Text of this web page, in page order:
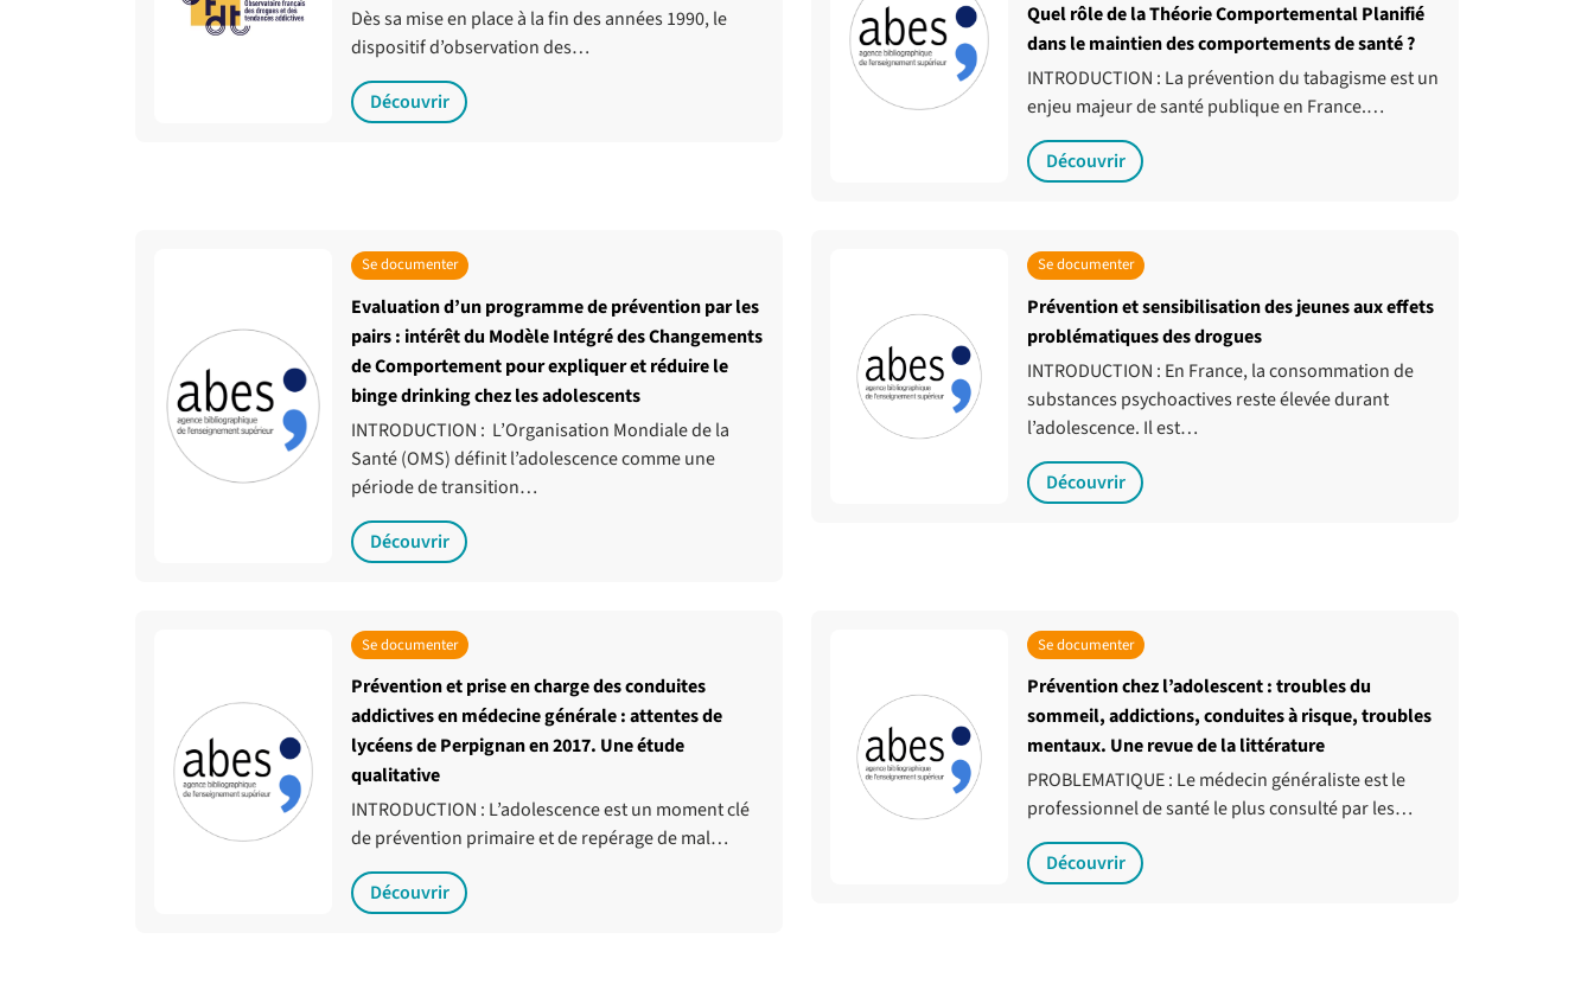
Dès sa mise en place à la fin des années 1990, le
dispositif d’observation des…
Découvrir
Quel rôle de la Théorie Comportemental Planifié
dans le maintien des comportements de santé ?
INTRODUCTION : La prévention du tabagisme est un
enjeu majeur de santé publique en France.…
Découvrir
Se documenter
Evaluation d’un programme de prévention par les
pairs : intérêt du Modèle Intégré des Changements
de Comportement pour expliquer et réduire le
binge drinking chez les adolescents
INTRODUCTION : L’Organisation Mondiale de la
Santé (OMS) définit l’adolescence comme une
période de transition…
Découvrir
Se documenter
Prévention et sensibilisation des jeunes aux effets
problématiques des drogues
INTRODUCTION : En France, la consommation de
substances psychoactives reste élevée durant
l’adolescence. Il est…
Découvrir
Se documenter
Prévention et prise en charge des conduites
addictives en médecine générale : attentes de
lycéens de Perpignan en 2017. Une étude
qualitative
INTRODUCTION : L’adolescence est un moment clé
de prévention primaire et de repérage de mal…
Découvrir
Se documenter
Prévention chez l’adolescent : troubles du
sommeil, addictions, conduites à risque, troubles
mentaux. Une revue de la littérature
PROBLEMATIQUE : Le médecin généraliste est le
professionnel de santé le plus consulté par les…
Découvrir